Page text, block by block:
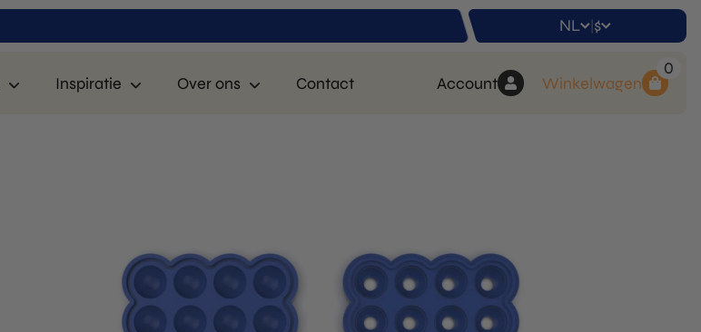
NL | $
Inspiratie Over ons Contact Account
0
Winkelwagen